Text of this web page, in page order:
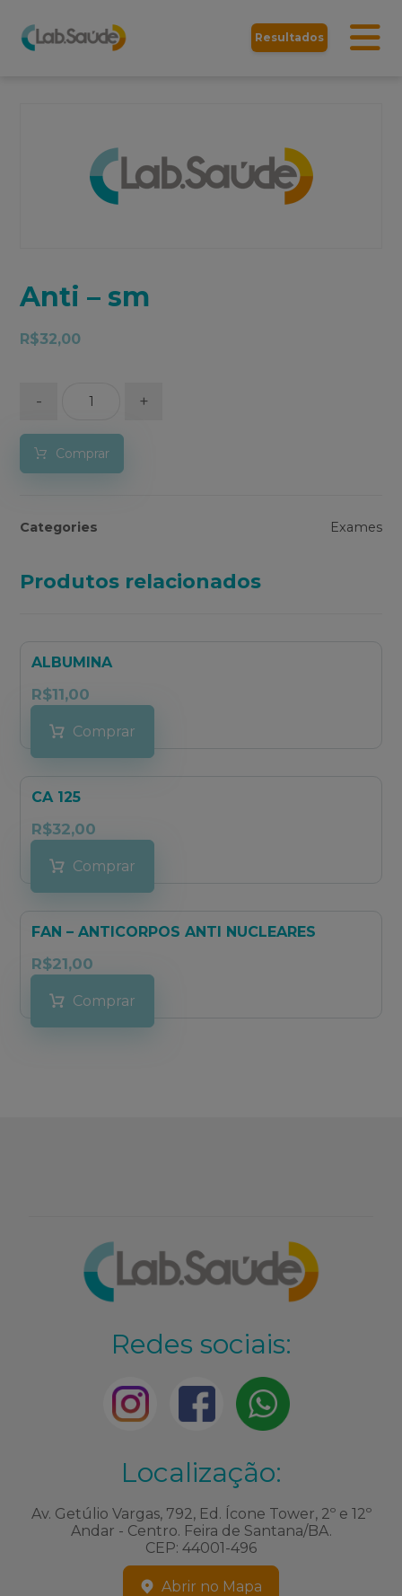
Resultados
Anti – sm
R$32,00
- +
Comprar
Categories Exames
Produtos relacionados
ALBUMINA
R$11,00
Comprar
CA 125
R$32,00
Comprar
FAN – ANTICORPOS ANTI NUCLEARES
R$21,00
Comprar
Redes sociais:
Localização:
Av. Getúlio Vargas, 792, Ed. Ícone Tower, 2º e 12º
Andar - Centro. Feira de Santana/BA.
CEP: 44001-496
Abrir no Mapa